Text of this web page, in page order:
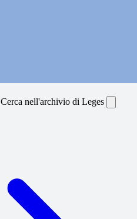
Cerca nell'archivio di Leges